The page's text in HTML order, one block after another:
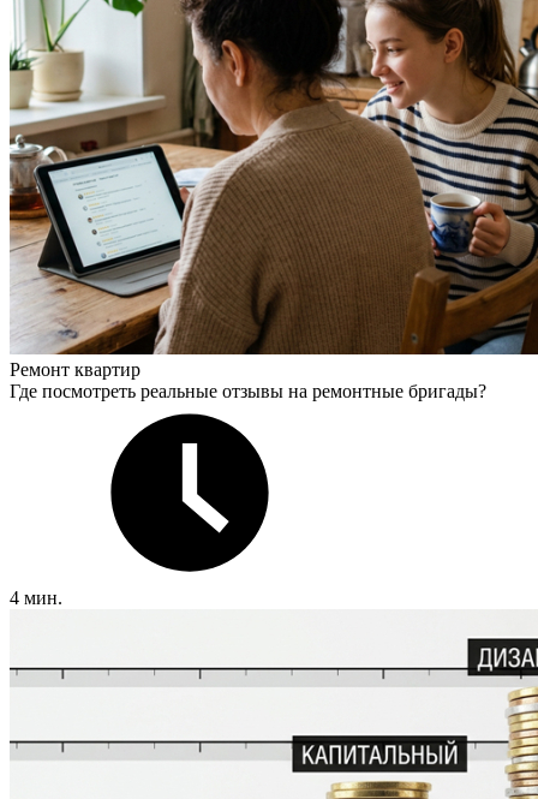
Ремонт квартир
Где посмотреть реальные отзывы на ремонтные бригады?
4 мин.